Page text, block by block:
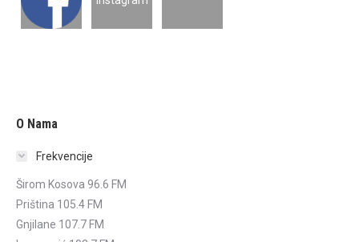
O Nama
Frekvencije
Širom Kosova 96.6 FM
Priština 105.4 FM
Gnjilane 107.7 FM